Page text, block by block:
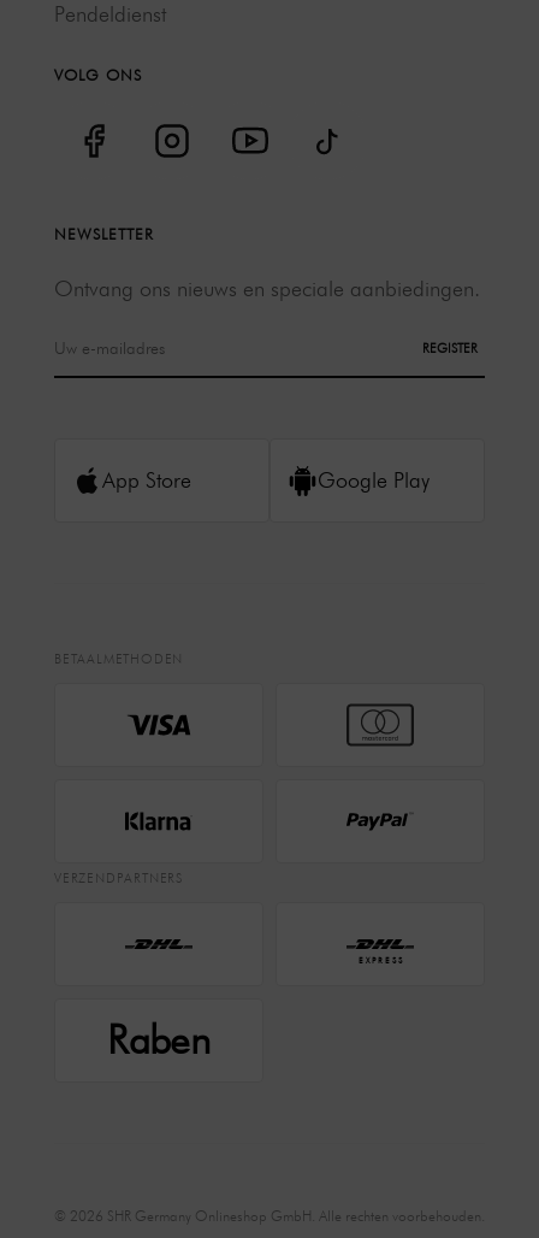
Pendeldienst
VOLG ONS
NEWSLETTER
Ontvang ons nieuws en speciale aanbiedingen.
REGISTER
App Store Google Play
BETAALMETHODEN
VERZENDPARTNERS
EXPRESS
Raben
© 2026 SHR Germany Onlineshop GmbH. Alle rechten voorbehouden.